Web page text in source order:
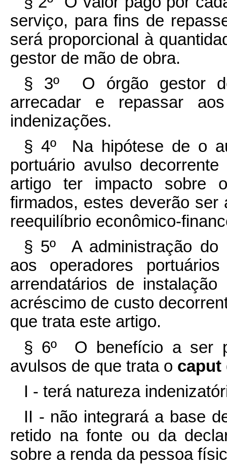
serviço, para fins de
será proporcional à
gestor de mão de obra.
§ 3º O órgão gestor
arrecadar e repassar
indenizações.
§ 4º Na hipótese de o
portuário avulso
artigo ter impacto sobre
firmados, estes deverão
reequilíbrio econômico-
§ 5º A administração do
aos operadores
arrendatários de
acréscimo de custo
que trata este artigo.
§ 6º O benefício a ser
avulsos de que trata o caput
I - terá natureza
II - não integrará a base
retido na fonte ou da
sobre a renda da pessoa